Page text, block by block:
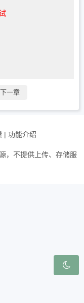
下一章
| 功能介绍
，不提供上传、存储服